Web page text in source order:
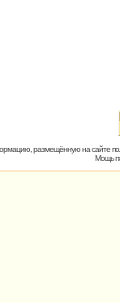
размещённую на сайте
Мощь